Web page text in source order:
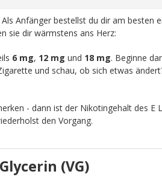
Als Anfänger bestellst du dir am besten
sie dir wärmstens ans Herz:
6 mg, 12 mg und 18 mg. Beginne
und schau, ob sich etwas
- dann ist der Nikotingehalt des E
den Vorgang.
(VG)